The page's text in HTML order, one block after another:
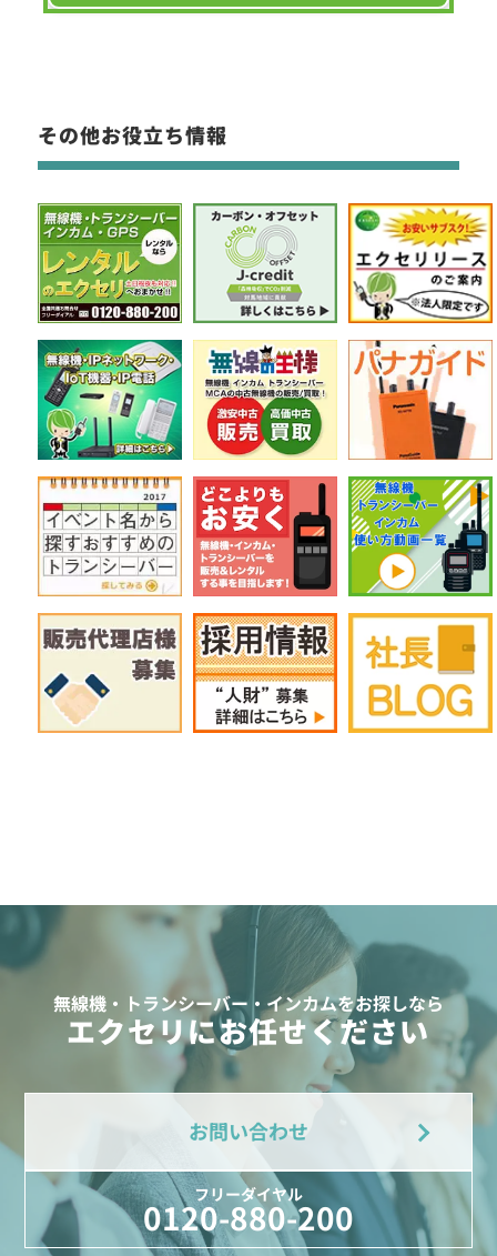
その他お役立ち情報
無線機・トランシーバー・インカムをお探しなら
エクセリにお任せください
お問い合わせ
フリーダイヤル
0120-880-200